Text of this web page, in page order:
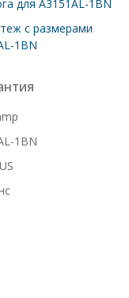
для A3151AL-1BN
с размерами
1BN
1BN